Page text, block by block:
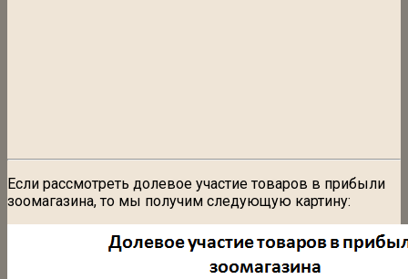
Если рассмотреть долевое участие товаров в прибыли
зоомагазина, то мы получим следующую картину: